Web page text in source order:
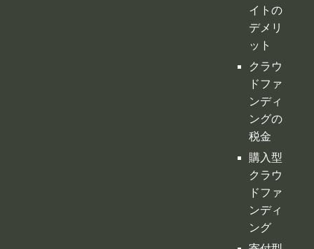
イトの
デメリ
ット
クラウ
ドファ
ンディ
ングの
税金
購入型
クラウ
ドファ
ンディ
ング